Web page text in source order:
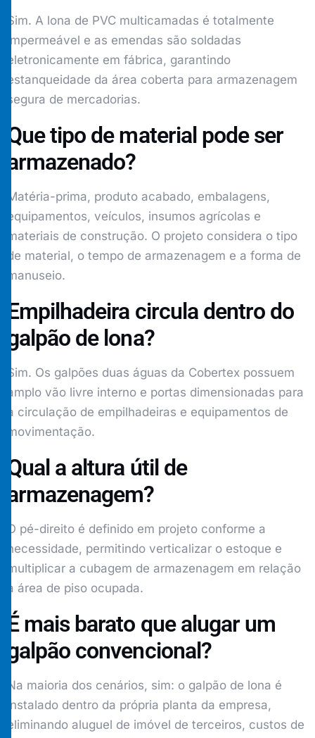
Sim. A lona de PVC multicamadas é totalmente
impermeável e as emendas são soldadas
eletronicamente em fábrica, garantindo
estanqueidade da área coberta para armazenagem
segura de mercadorias.
Que tipo de material pode ser
armazenado?
Matéria-prima, produto acabado, embalagens,
equipamentos, veículos, insumos agrícolas e
materiais de construção. O projeto considera o tipo
de material, o tempo de armazenagem e a forma de
manuseio.
Empilhadeira circula dentro do
galpão de lona?
Sim. Os galpões duas águas da Cobertex possuem
amplo vão livre interno e portas dimensionadas para
a circulação de empilhadeiras e equipamentos de
movimentação.
Qual a altura útil de
armazenagem?
O pé-direito é definido em projeto conforme a
necessidade, permitindo verticalizar o estoque e
multiplicar a cubagem de armazenagem em relação
à área de piso ocupada.
É mais barato que alugar um
galpão convencional?
Na maioria dos cenários, sim: o galpão de lona é
instalado dentro da própria planta da empresa,
eliminando aluguel de imóvel de terceiros, custos de